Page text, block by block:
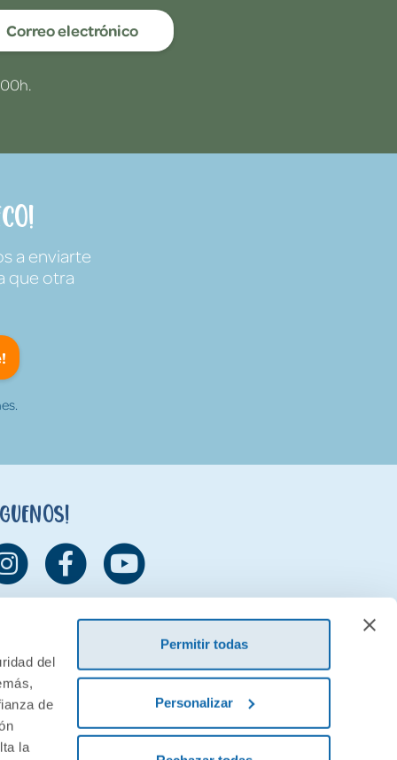
del
de
la
Permitir todas
Personalizar
Correo electrónico
a enviarte
que otra